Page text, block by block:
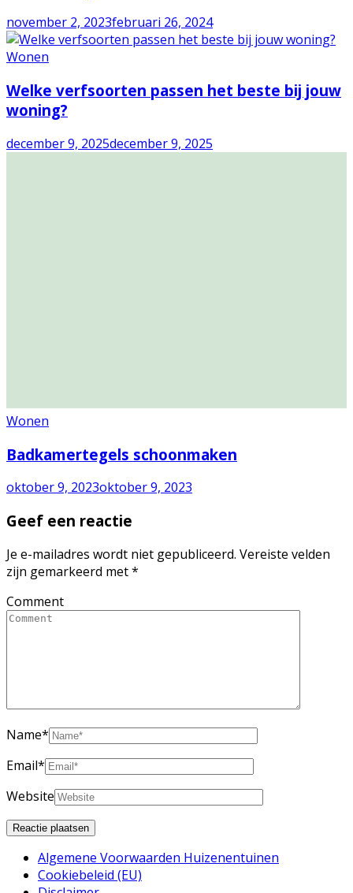
november 2, 2023februari 26, 2024
Wonen
Welke verfsoorten passen het beste bij jouw
woning?
december 9, 2025december 9, 2025
Wonen
Badkamertegels schoonmaken
oktober 9, 2023oktober 9, 2023
Geef een reactie
Je e-mailadres wordt niet gepubliceerd. Vereiste velden
zijn gemarkeerd met*
Comment
Name*
Email*
Website
Algemene Voorwaarden Huizenentuinen
Cookiebeleid (EU)